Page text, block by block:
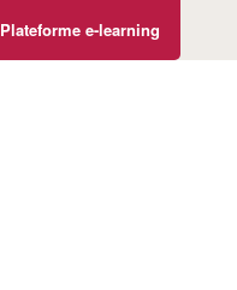
Plateforme e-learning